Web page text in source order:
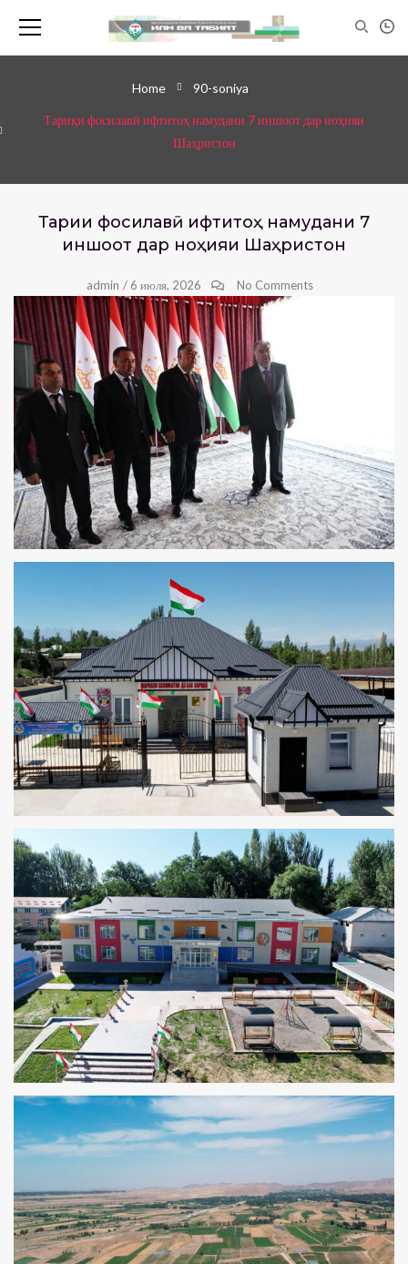
Home 90-soniya
Тариқи фосилавӣ ифтитоҳ намудани 7 иншоот дар ноҳияи
Шаҳристон
Тариқи фосилавӣ ифтитоҳ намудани 7
иншоот дар ноҳияи Шаҳристон
admin / 6 июля, 2026 No Comments